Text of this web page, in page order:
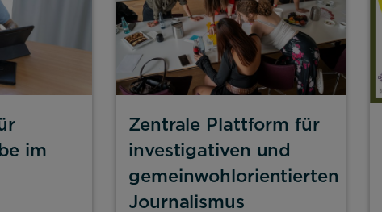
im
Zentrale Plattform für
investigativen und
gemeinwohlorientierten
Journalismus